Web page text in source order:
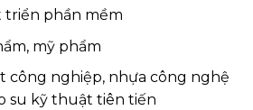
triển phần mềm
mỹ phẩm
công nghiệp, nhựa công nghệ
su kỹ thuật tiên tiến